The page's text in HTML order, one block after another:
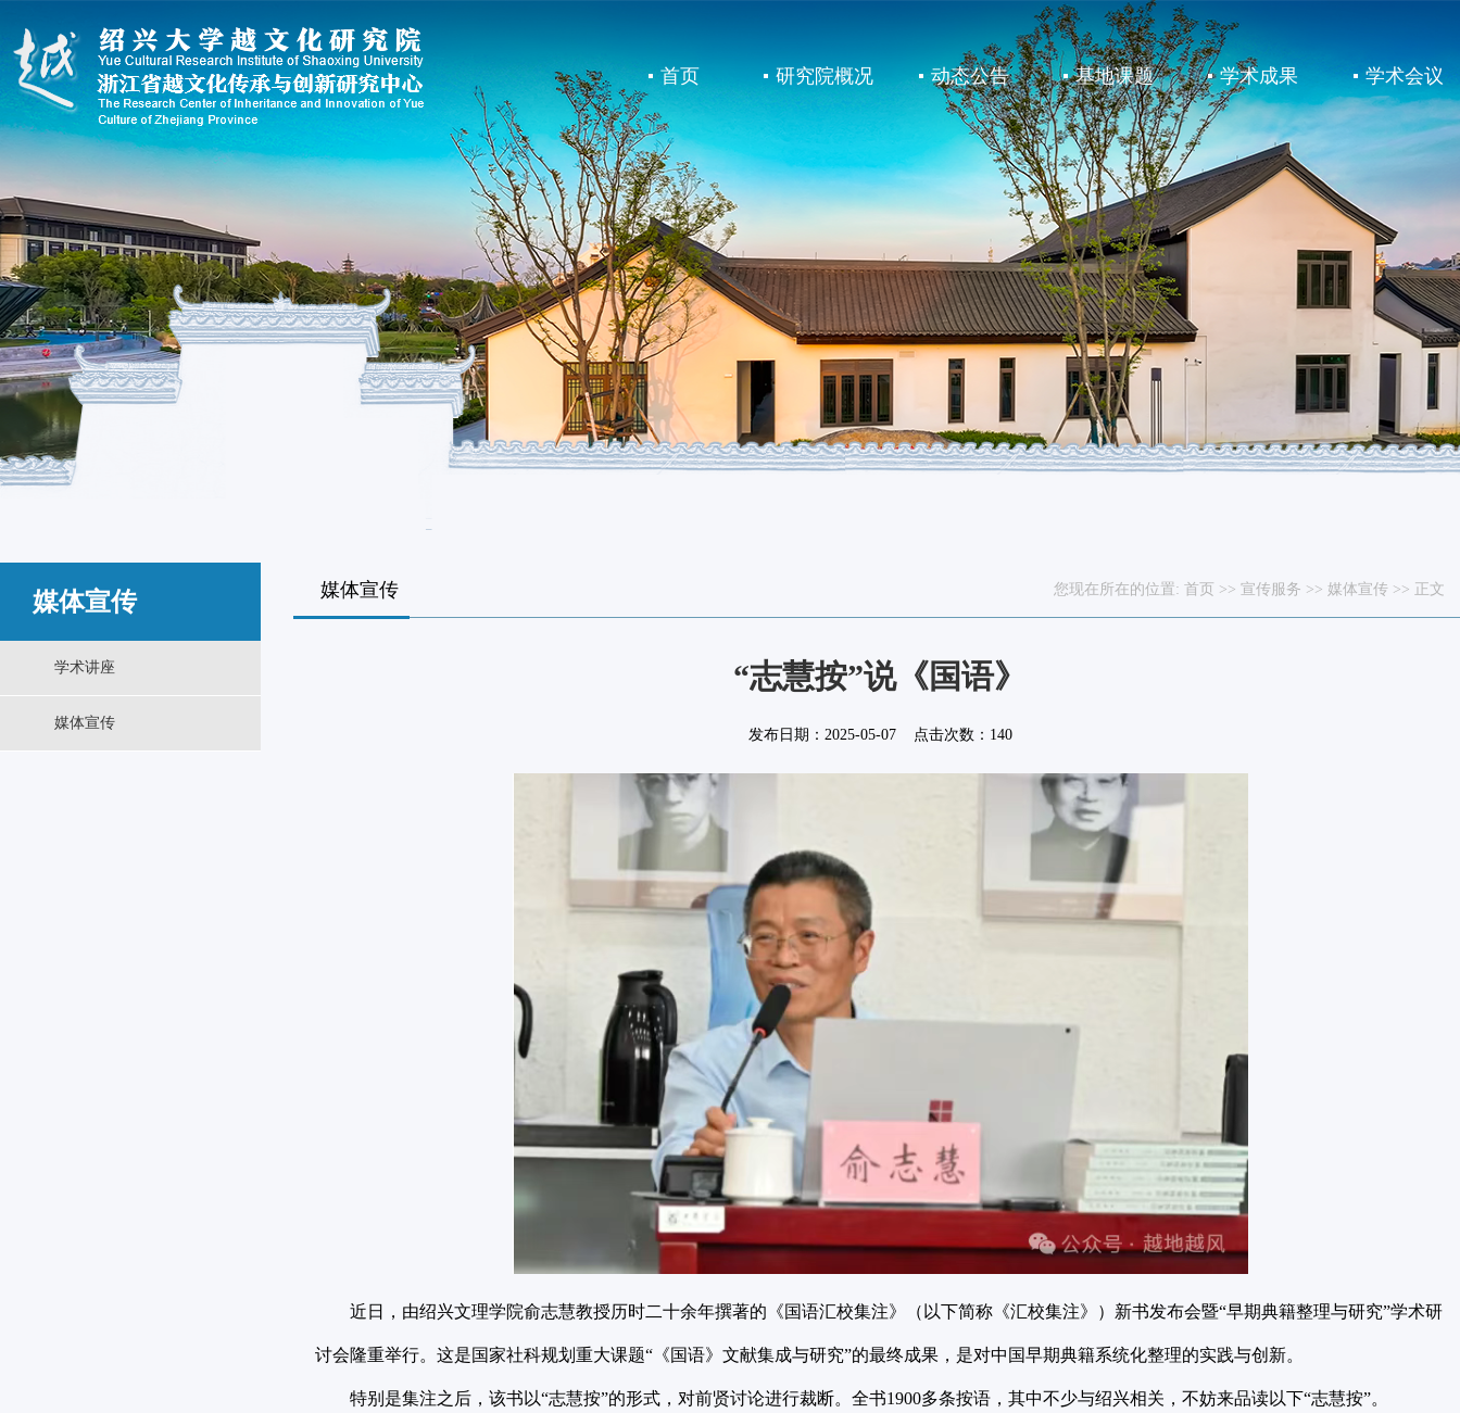
首页 研究院概况 动态公告 基地课题 学术成果 学术会议
媒体宣传
学术讲座
媒体宣传
媒体宣传 您现在所在的位置: 首页 >> 宣传服务 >> 媒体宣传 >> 正文
“志慧按”说《国语》
发布日期： 2025-05-07 点击次数： 140
近日，由绍兴文理学院俞志慧教授历时二十余年撰著的《国语汇校集注》（以下简称《汇校集注》）新书发布会暨“早期典籍整理与研究”学术研
讨会隆重举行。这是国家社科规划重大课题“《国语》文献集成与研究”的最终成果，是对中国早期典籍系统化整理的实践与创新。
特别是集注之后，该书以“志慧按”的形式，对前贤讨论进行裁断。全书1900多条按语，其中不少与绍兴相关，不妨来品读以下“志慧按”。